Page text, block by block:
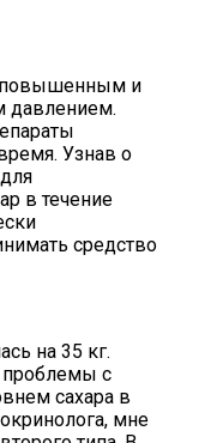
повышенным и
давлением.
Узнав о
в течение
средство
на 35 кг.
проблемы с
сахара в
мне